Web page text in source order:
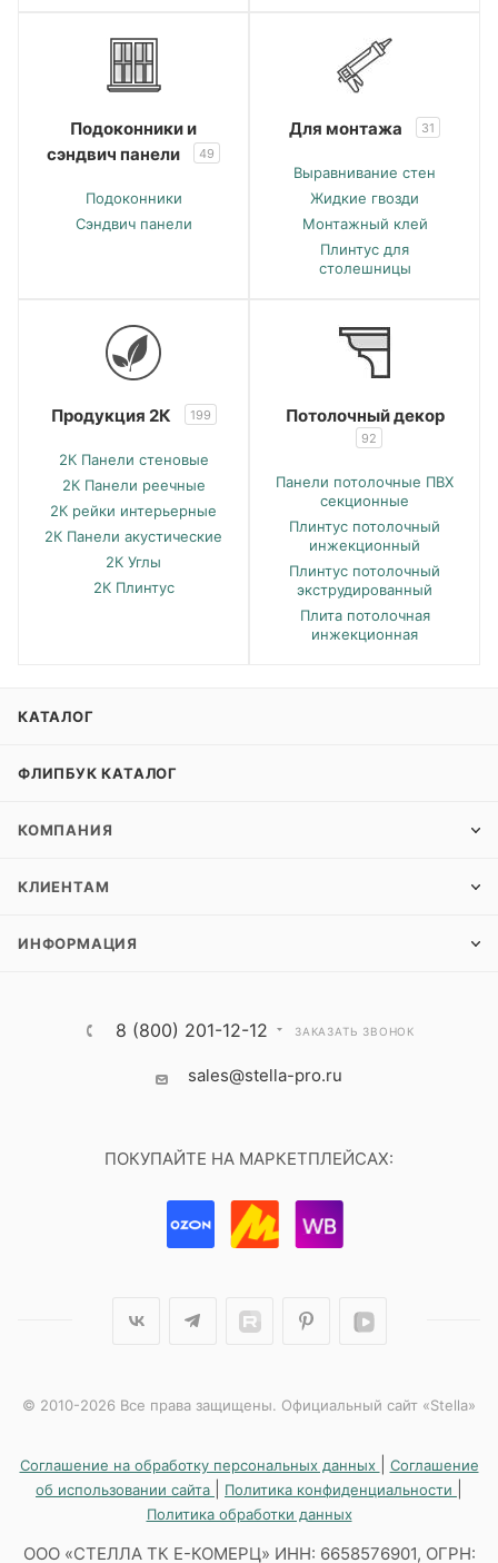
Подоконники и
сэндвич панели
49
Подоконники
Сэндвич панели
Для монтажа 31
Выравнивание стен
Жидкие гвозди
Монтажный клей
Плинтус для
столешницы
Продукция 2К 199
2К Панели стеновые
2К Панели реечные
2К рейки интерьерные
2К Панели акустические
2К Углы
2К Плинтус
Потолочный декор
92
Панели потолочные ПВХ
секционные
Плинтус потолочный
инжекционный
Плинтус потолочный
экструдированный
Плита потолочная
инжекционная
КАТАЛОГ
ФЛИПБУК КАТАЛОГ
КОМПАНИЯ
КЛИЕНТАМ
ИНФОРМАЦИЯ
8 (800) 201-12-12 ЗАКАЗАТЬ ЗВОНОК
sales@stella-pro.ru
ПОКУПАЙТЕ НА МАРКЕТПЛЕЙСАХ:
© 2010-2026 Все права защищены. Официальный сайт «Stella»
Соглашение на обработку персональных данных
Соглашение
об использовании сайта
Политика конфиденциальности
Политика обработки данных
ООО «СТЕЛЛА ТК Е-КОМЕРЦ» ИНН: 6658576901, ОГРН: